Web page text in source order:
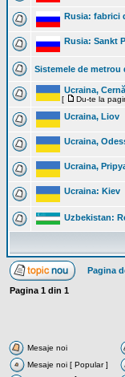
Rusia: fabrici
Rusia: Sankt
Sistemele de metrou
Ucraina,
[ Du-te la
Ucraina, Liov
Ucraina,
Ucraina,
Ucraina: Kiev
Uzbekistan:
Pagina
Pagina 1 din 1
Mesaje noi
Mesaje noi [ Popular ]